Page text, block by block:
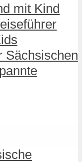
mit Kind
Sächsischen